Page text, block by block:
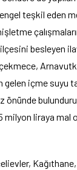
teşkil eden
besleyen
gelen içme suyu
milyon liraya mal